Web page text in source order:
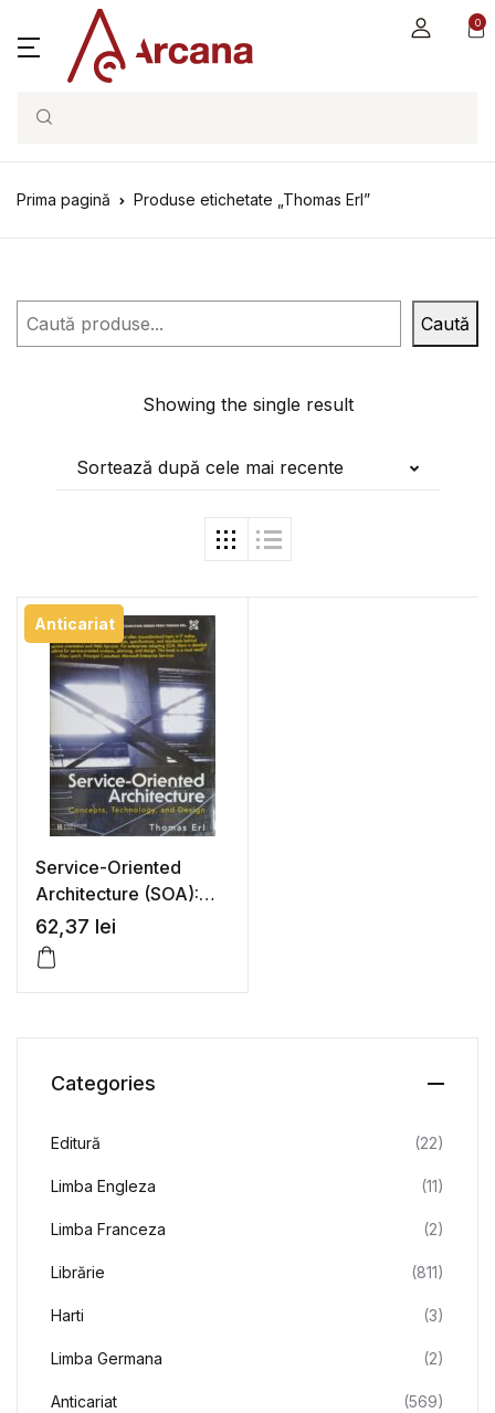
0
Search
Prima pagină Produse etichetate „Thomas Erl”
Caută Caută
Showing the single result
Sortează după cele mai recente
Anticariat
Service-Oriented
Architecture (SOA):
Concepts,
Technology, and
Design – Thomas Erl
62,37 lei
Categories
Editură (22)
Limba Engleza (11)
Limba Franceza (2)
Librărie (811)
Harti (3)
Limba Germana (2)
Anticariat (569)